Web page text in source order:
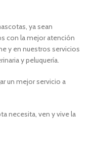
ya sean
con la mejor atención
y en nuestros servicios
y peluquería.
un mejor servicio a
necesita, ven y vive la